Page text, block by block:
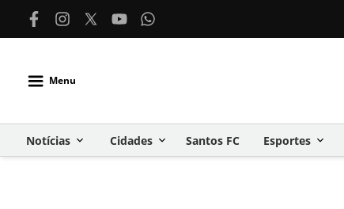
Menu
Notícias Cidades Santos FC Esportes